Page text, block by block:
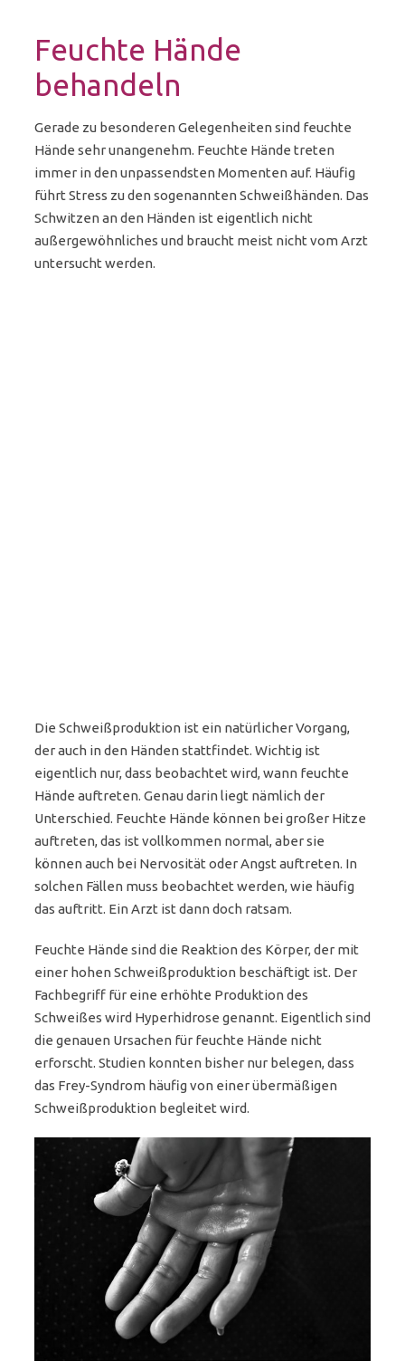
Feuchte Hände
behandeln
Gerade zu besonderen Gelegenheiten sind feuchte
Hände sehr unangenehm. Feuchte Hände treten
immer in den unpassendsten Momenten auf. Häufig
führt Stress zu den sogenannten Schweißhänden. Das
Schwitzen an den Händen ist eigentlich nicht
außergewöhnliches und braucht meist nicht vom Arzt
untersucht werden.
Die Schweißproduktion ist ein natürlicher Vorgang,
der auch in den Händen stattfindet. Wichtig ist
eigentlich nur, dass beobachtet wird, wann feuchte
Hände auftreten. Genau darin liegt nämlich der
Unterschied. Feuchte Hände können bei großer Hitze
auftreten, das ist vollkommen normal, aber sie
können auch bei Nervosität oder Angst auftreten. In
solchen Fällen muss beobachtet werden, wie häufig
das auftritt. Ein Arzt ist dann doch ratsam.
Feuchte Hände sind die Reaktion des Körper, der mit
einer hohen Schweißproduktion beschäftigt ist. Der
Fachbegriff für eine erhöhte Produktion des
Schweißes wird Hyperhidrose genannt. Eigentlich sind
die genauen Ursachen für feuchte Hände nicht
erforscht. Studien konnten bisher nur belegen, dass
das Frey-Syndrom häufig von einer übermäßigen
Schweißproduktion begleitet wird.